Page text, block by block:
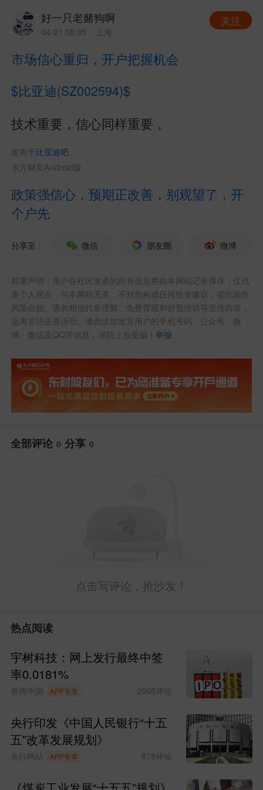
好一只老赌狗啊
04-21 08:05 · 上海
关注
市场信心重归，开户把握机会
$比亚迪(SZ002594)$
技术重要，信心同样重要，
发布于 比亚迪吧
东方财富Android版
政策强信心，预期正改善，别观望了，开
个户先
分享至： 微信 朋友圈 微博
郑重声明：用户在社区发表的所有信息将由本网站记录保存，仅代
表个人观点，与本网站无关，不对您构成任何投资建议，据此操作
风险自担。请勿相信代客理财、免费荐股和炒股培训等宣传内容，
远离非法证券活动。请勿添加发言用户的手机号码、公众号、微
博、微信及QQ等信息，谨防上当受骗！举报
全部评论 0 分享 0
点击写评论，抢沙发！
热点阅读
宇树科技：网上发行最终中签
率0.0181%
券商中国 APP专享 2005评论
央行印发《中国人民银行“十五
五”改革发展规划》
央行网站 APP专享 878评论